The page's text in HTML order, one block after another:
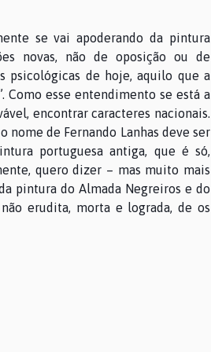
se vai apoderando da pintura
novas, não de oposição ou de
psicológicas de hoje, aquilo que a
Como esse entendimento se está a
encontrar caracteres nacionais.
nome de Fernando Lanhas deve ser
portuguesa antiga, que é só,
quero dizer – mas muito mais
pintura do Almada Negreiros e do
erudita, morta e lograda, de os